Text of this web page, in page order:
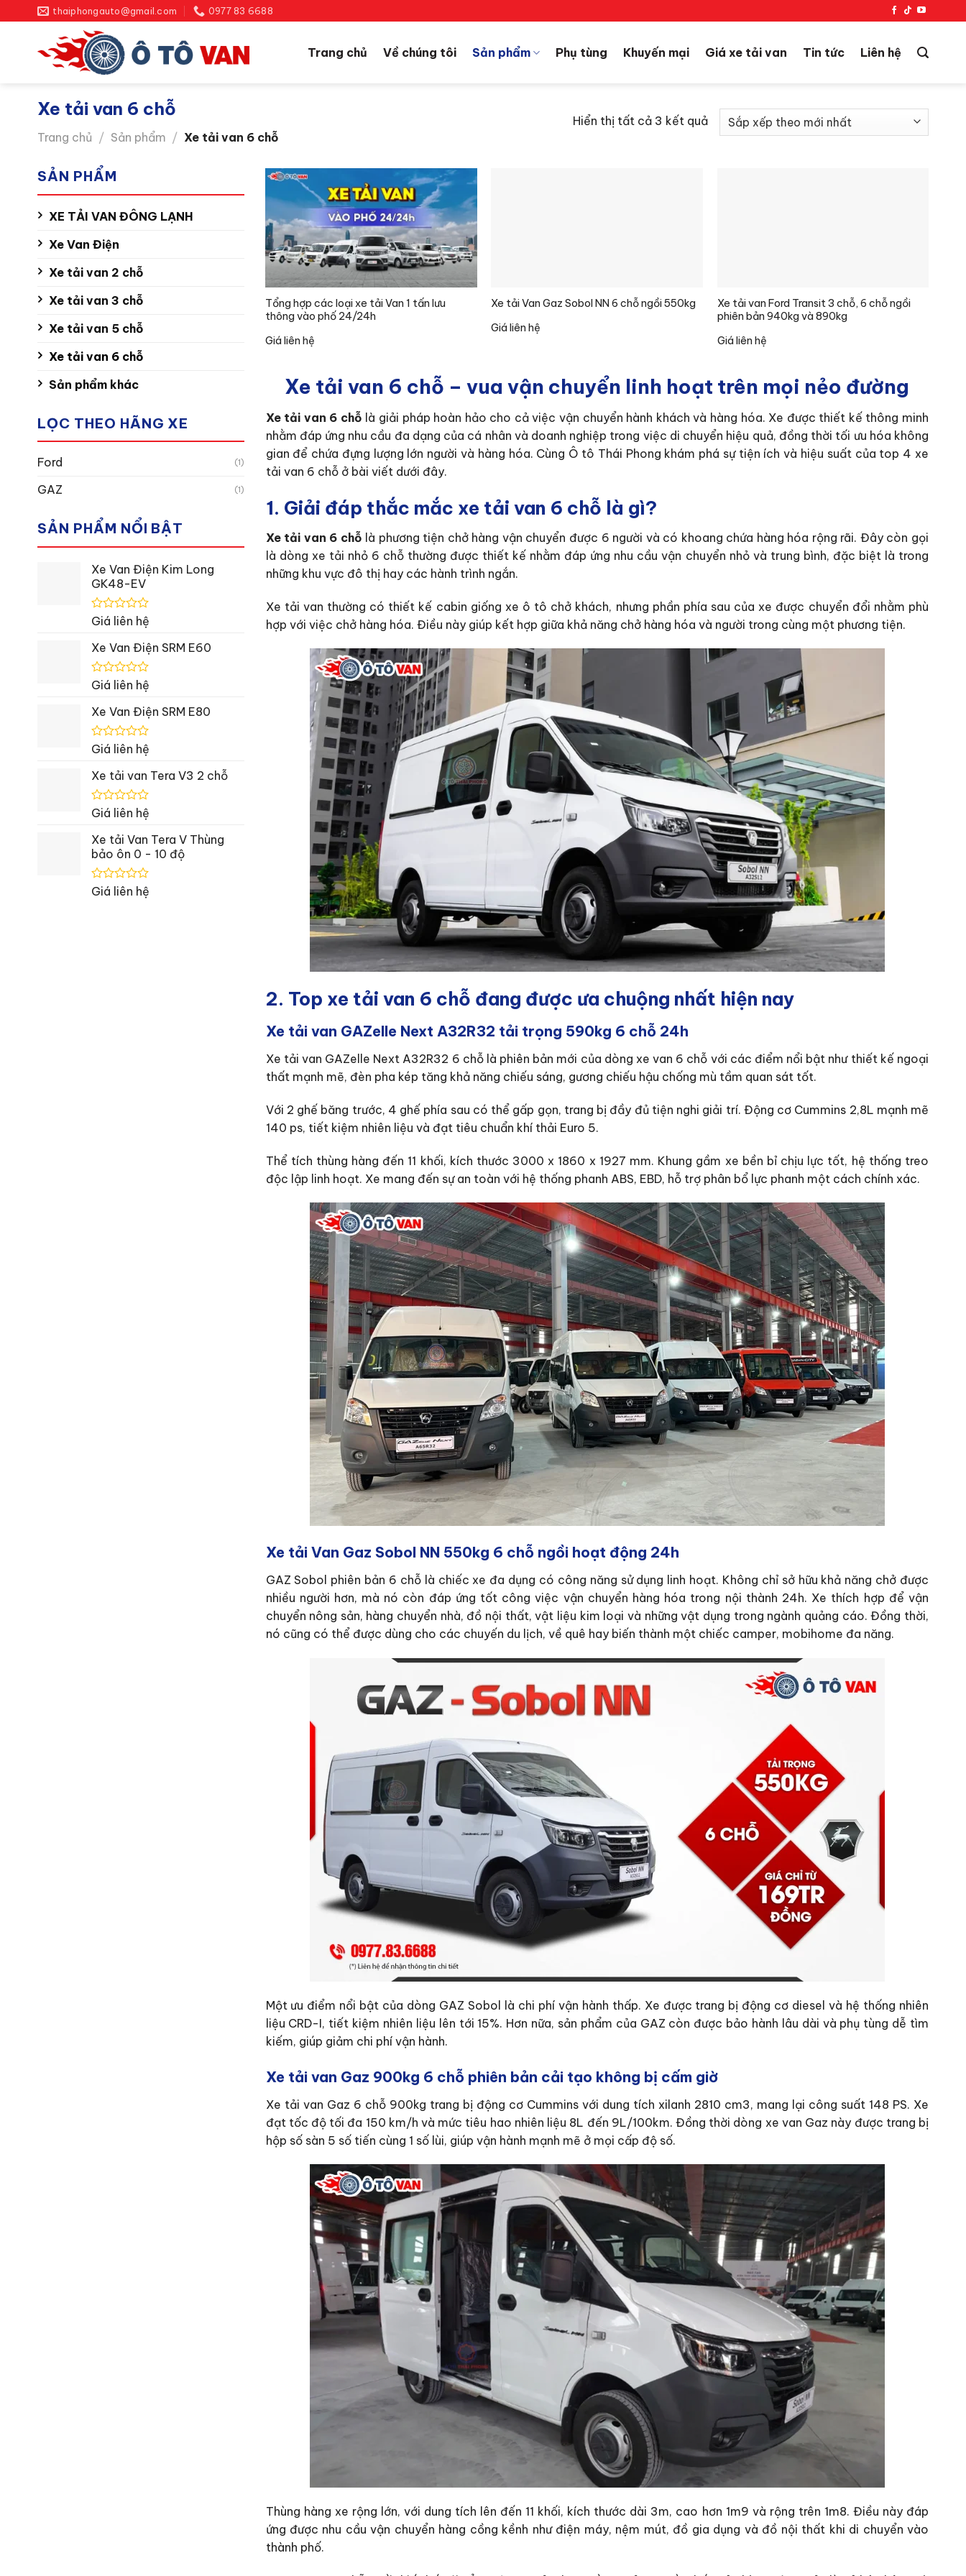
qua
thaiphongauto@gmail.com 0977 83 6688
Trang chủ Về chúng tôi Sản phẩm Phụ tùng Khuyến mại Giá xe tải van Tin tức Liên hệ
Xe tải van 6 chỗ
Trang chủ / Sản phẩm / Xe tải van 6 chỗ
Hiển thị tất cả 3 kết quảĐã
sắp
SẢN PHẨM
XE TẢI VAN ĐÔNG LẠNH
Xe Van Điện
Xe tải van 2 chỗ
Xe tải van 3 chỗ
Xe tải van 5 chỗ
Xe tải van 6 chỗ
Sản phẩm khác
LỌC THEO HÃNG XE
Ford (1)
GAZ (1)
SẢN PHẨM NỔI BẬT
Xe Van Điện Kim Long
GK48-EV
Được
hạng
0
5
Giá liên hệ
Xe Van Điện SRM E60
Được
hạng
0
5
Giá liên hệ
Xe Van Điện SRM E80
Được
hạng
0
5
Giá liên hệ
Xe tải van Tera V3 2 chỗ
Được
hạng
0
5
sao
Giá liên hệ
Xe tải Van Tera V Thùng
bảo ôn 0 - 10 độ
Được
Giá liên hệ
Tổng hợp các loại xe tải Van 1 tấn lưu
thông vào phố 24/24h
Giá liên hệ
Xe tải Van Gaz Sobol NN 6 chỗ ngồi 550kg
Giá liên hệ
Xe tải van Ford Transit 3 chỗ, 6 chỗ ngồi
phiên bản 940kg và 890kg
Giá liên hệ
Xe tải van 6 chỗ – vua vận chuyển linh hoạt trên mọi nẻo đường
Xe tải van 6 chỗ là giải pháp hoàn hảo cho cả việc vận chuyển hành khách và hàng hóa. Xe được thiết kế thông minh
nhằm đáp ứng nhu cầu đa dạng của cá nhân và doanh nghiệp trong việc di chuyển hiệu quả, đồng thời tối ưu hóa không
gian để chứa đựng lượng lớn người và hàng hóa. Cùng Ô tô Thái Phong khám phá sự tiện ích và hiệu suất của top 4 xe
tải van 6 chỗ ở bài viết dưới đây.
1. Giải đáp thắc mắc xe tải van 6 chỗ là gì?
Xe tải van 6 chỗ là phương tiện chở hàng vận chuyển được 6 người và có khoang chứa hàng hóa rộng rãi. Đây còn gọi
là dòng xe tải nhỏ 6 chỗ thường được thiết kế nhằm đáp ứng nhu cầu vận chuyển nhỏ và trung bình, đặc biệt là trong
những khu vực đô thị hay các hành trình ngắn.
Xe tải van thường có thiết kế cabin giống xe ô tô chở khách, nhưng phần phía sau của xe được chuyển đổi nhằm phù
hợp với việc chở hàng hóa. Điều này giúp kết hợp giữa khả năng chở hàng hóa và người trong cùng một phương tiện.
2. Top xe tải van 6 chỗ đang được ưa chuộng nhất hiện nay
Xe tải van GAZelle Next A32R32 tải trọng 590kg 6 chỗ 24h
Xe tải van GAZelle Next A32R32 6 chỗ là phiên bản mới của dòng xe van 6 chỗ với các điểm nổi bật như thiết kế ngoại
thất mạnh mẽ, đèn pha kép tăng khả năng chiếu sáng, gương chiếu hậu chống mù tầm quan sát tốt.
Với 2 ghế băng trước, 4 ghế phía sau có thể gấp gọn, trang bị đầy đủ tiện nghi giải trí. Động cơ Cummins 2,8L mạnh mẽ
140 ps, tiết kiệm nhiên liệu và đạt tiêu chuẩn khí thải Euro 5.
Thể tích thùng hàng đến 11 khối, kích thước 3000 x 1860 x 1927 mm. Khung gầm xe bền bỉ chịu lực tốt, hệ thống treo
độc lập linh hoạt. Xe mang đến sự an toàn với hệ thống phanh ABS, EBD, hỗ trợ phân bổ lực phanh một cách chính xác.
Xe tải Van Gaz Sobol NN 550kg 6 chỗ ngồi hoạt động 24h
GAZ Sobol phiên bản 6 chỗ là chiếc xe đa dụng có công năng sử dụng linh hoạt. Không chỉ sở hữu khả năng chở được
nhiều người hơn, mà nó còn đáp ứng tốt công việc vận chuyển hàng hóa trong nội thành 24h. Xe thích hợp để vận
chuyển nông sản, hàng chuyển nhà, đồ nội thất, vật liệu kim loại và những vật dụng trong ngành quảng cáo. Đồng thời,
nó cũng có thể được dùng cho các chuyến du lịch, về quê hay biến thành một chiếc camper, mobihome đa năng.
Một ưu điểm nổi bật của dòng GAZ Sobol là chi phí vận hành thấp. Xe được trang bị động cơ diesel và hệ thống nhiên
liệu CRD-I, tiết kiệm nhiên liệu lên tới 15%. Hơn nữa, sản phẩm của GAZ còn được bảo hành lâu dài và phụ tùng dễ tìm
kiếm, giúp giảm chi phí vận hành.
Xe tải van Gaz 900kg 6 chỗ phiên bản cải tạo không bị cấm giờ
Xe tải van Gaz 6 chỗ 900kg trang bị động cơ Cummins với dung tích xilanh 2810 cm3, mang lại công suất 148 PS. Xe
đạt tốc độ tối đa 150 km/h và mức tiêu hao nhiên liệu 8L đến 9L/100km. Đồng thời dòng xe van Gaz này được trang bị
hộp số sàn 5 số tiến cùng 1 số lùi, giúp vận hành mạnh mẽ ở mọi cấp độ số.
Thùng hàng xe rộng lớn, với dung tích lên đến 11 khối, kích thước dài 3m, cao hơn 1m9 và rộng trên 1m8. Điều này đáp
ứng được nhu cầu vận chuyển hàng cồng kềnh như điện máy, nệm mút, đồ gia dụng và đồ nội thất khi di chuyển vào
thành phố.